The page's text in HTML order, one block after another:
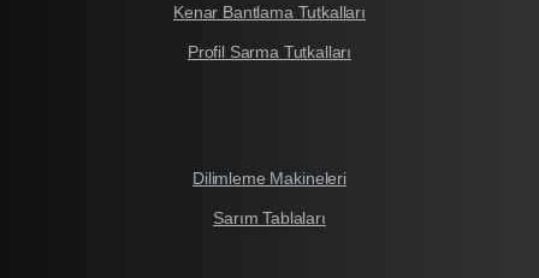
Kenar Bantlama Tutkalları
Profil Sarma Tutkalları
Dilimleme Makineleri
Sarım Tablaları